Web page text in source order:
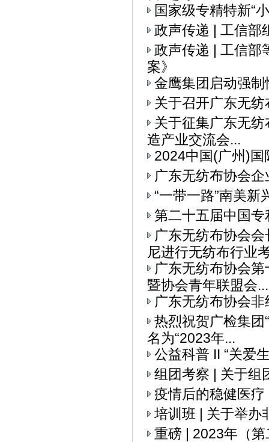
国家级专精特新“
政声传递 | 工信部
政声传递 | 工信部
案》
金鹰集团启动强
关于召开广东无
关于征集广东无
造产业交流会...
2024中国(广州)
广东无纺布协会
“一带一路”南美
第二十五届中国
广东无纺布协会
尼进行无纺布行业
广东无纺布协会
暨协会青年联盟会...
广东无纺布协会
热烈祝贺广检集团
名为“2023年...
公益科普 II “关爱
组团考察 | 关于组
疫情后的稳健医
培训班 | 关于举办
重磅 | 2023年（